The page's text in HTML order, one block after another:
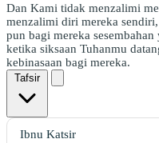
Dan Kami tidak menzalimi
menzalimi diri mereka
pun bagi mereka
ketika siksaan Tuhanmu
kebinasaan bagi mereka.
Tafsir